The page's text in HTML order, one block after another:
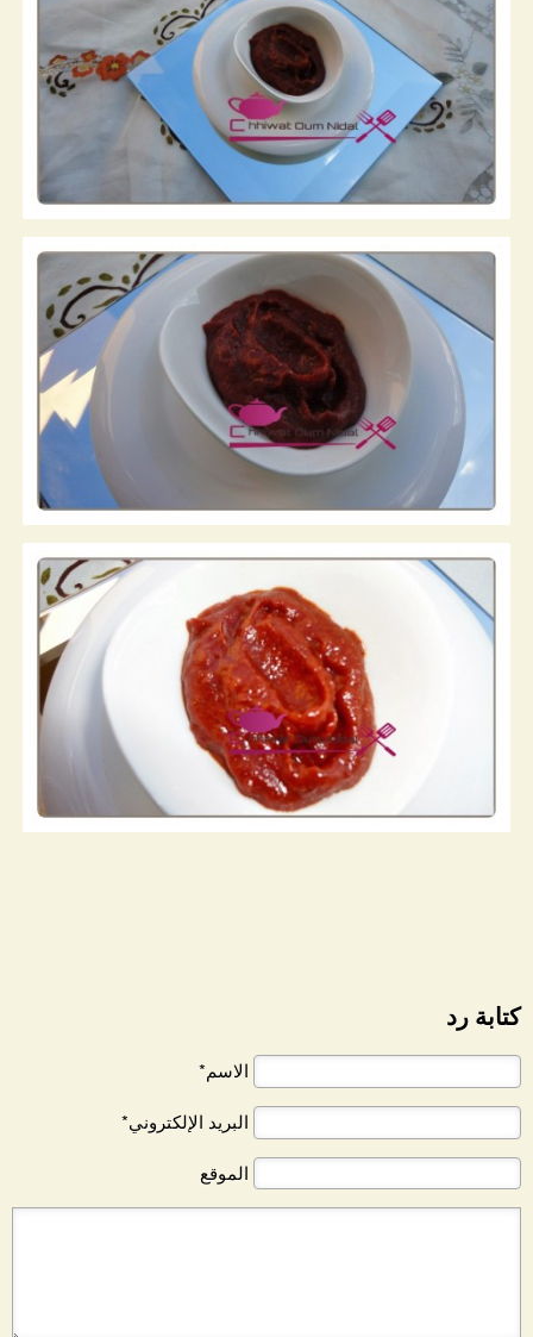
كتابة رد
الاسم*
البريد الإلكتروني*
الموقع